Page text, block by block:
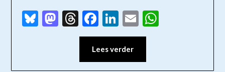
Bluesky
Mastodon
Threads
Facebook
LinkedIn
Email
Lees verder